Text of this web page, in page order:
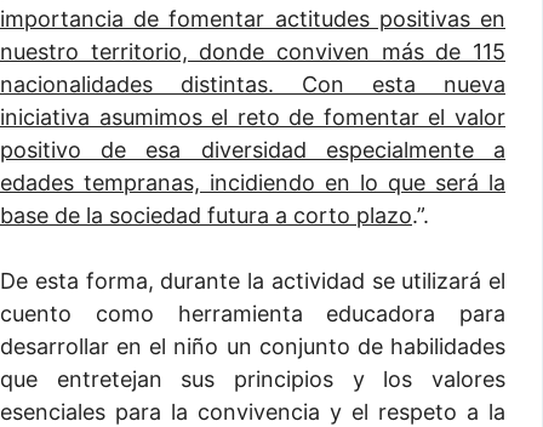
importancia de fomentar actitudes positivas en
nuestro territorio, donde conviven más de 115
nacionalidades distintas. Con esta nueva
iniciativa asumimos el reto de fomentar el valor
positivo de esa diversidad especialmente a
edades tempranas, incidiendo en lo que será la
base de la sociedad futura a corto plazo.”.
De esta forma, durante la actividad se utilizará el
cuento como herramienta educadora para
desarrollar en el niño un conjunto de habilidades
que entretejan sus principios y los valores
esenciales para la convivencia y el respeto a la